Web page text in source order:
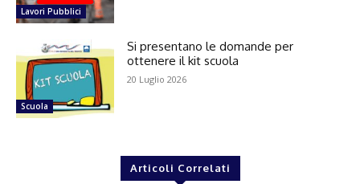
Lavori Pubblici
Scuola
Si presentano le domande per
ottenere il kit scuola
20 Luglio 2026
Articoli Correlati